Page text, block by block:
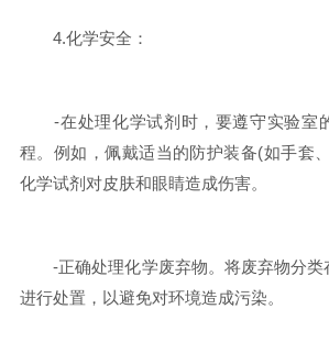
4.化学安全：
-在处理化学试剂时，要遵守实验室
程。例如，佩戴适当的防护装备(如手套
化学试剂对皮肤和眼睛造成伤害。
-正确处理化学废弃物。将废弃物分类
进行处置，以避免对环境造成污染。